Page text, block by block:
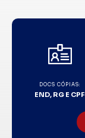
DOCS CÓPIAS:
END, RG E CPF